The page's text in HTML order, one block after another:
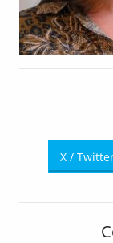
X /